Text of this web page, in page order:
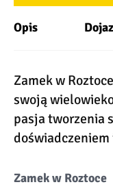
Opis
Zamek w
swoją
pasja tworzenia
Zamek w Roztoce